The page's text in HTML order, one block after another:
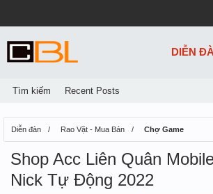
Diễn đàn Rao Vặt - Mua Bán Chợ Game
Shop Acc Liên Quân
Nick Tự Động 2022
DIỄN
Tìm kiếm Recent Posts